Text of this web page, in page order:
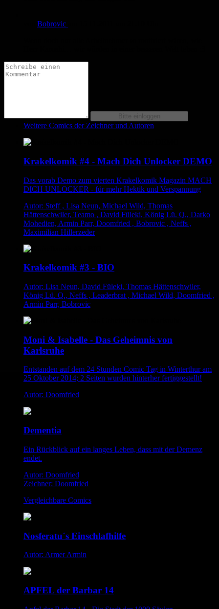
Bobrovic
Weitere Comics der Zeichner und Autoren
Krakelkomik #4 - Mach Dich Unlocker DEMO
Das vorab Demo zum vierten Krakelkomik Magazin MACH
DICH UNLOCKER - für mehr Hektik und Verspannung
Autor: Steff , Lisa Neun, Michael Wild, Thomas
Hättenschwiler, Teamo , David Füleki, König Lü. Q., Darko
Mohedien, Armin Parr, Doomfried , Bobrovic , Neffs ,
Maximilian Hillerzeder
Krakelkomik #3 - BIO
Autor: Lisa Neun, David Füleki, Thomas Hättenschwiler,
König Lü. Q., Neffs , Leaderbrat , Michael Wild, Doomfried ,
Armin Parr, Bobrovic
Moni & Isabelle - Das Geheimnis von
Karlsruhe
Entstanden auf dem 24 Stunden Comic Tag in Winterthur am
25 Oktober 2014; 2 Seiten wurden hinterher fertiggestellt!
Autor: Doomfried
Dementia
Ein Rückblick auf ein langes Leben, dass mit der Demenz
endet.
Autor: Doomfried
Zeichner: Doomfried
Vergleichbare Comics
Nosferatu´s Einschlafhilfe
Autor: Armer Armin
APFEL der Barbar 14